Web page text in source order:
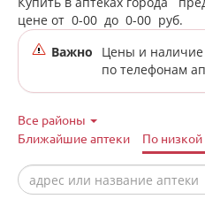
цене от 0-00 до 0-00 руб.
Важно
Цены и наличие
по телефонам
Все районы
Ближайшие аптеки
По низкой